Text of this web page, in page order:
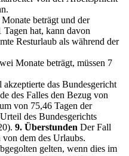
beträgt und der
hat, kann davon
Resturlaub als während der
Monate beträgt, müssen 7
das Bundesgericht
des Falles den Bezug von
von 75,46 Tagen der
des Bundesgerichts
9. Überstunden Der Fall
dem des Urlaubs.
gelten, wenn dies im